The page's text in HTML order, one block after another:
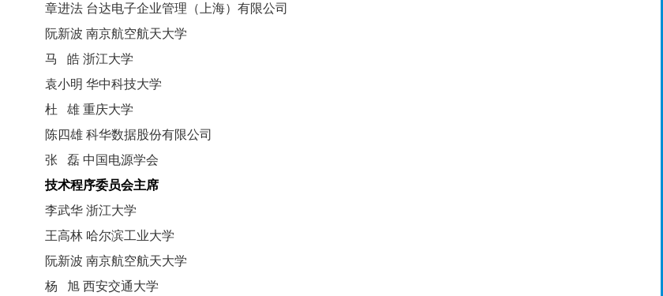
章进法 台达电子企业管理（上海）有限公司
阮新波 南京航空航天大学
马 皓 浙江大学
袁小明 华中科技大学
杜 雄 重庆大学
陈四雄 科华数据股份有限公司
张 磊 中国电源学会
技术程序委员会主席
李武华 浙江大学
王高林 哈尔滨工业大学
阮新波 南京航空航天大学
杨 旭 西安交通大学